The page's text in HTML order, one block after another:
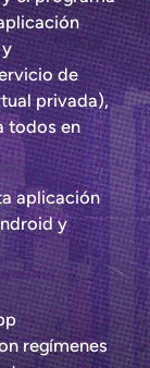
de
privada),
todos en
aplicación
y
regímenes